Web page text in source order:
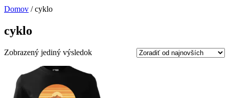
Domov / cyklo
cyklo
Zobrazený jediný výsledok